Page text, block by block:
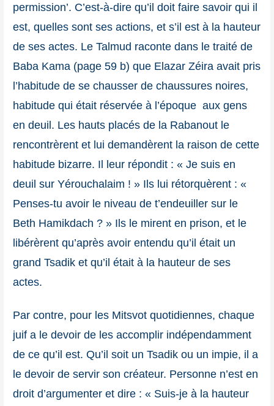
permission’. C’est-à-dire qu’il doit faire savoir qui il
est, quelles sont ses actions, et s’il est à la hauteur
de ses actes. Le Talmud raconte dans le traité de
Baba Kama (page 59 b) que Elazar Zéira avait pris
l’habitude de se chausser de chaussures noires,
habitude qui était réservée à l’époque aux gens
en deuil. Les hauts placés de la Rabanout le
rencontrèrent et lui demandèrent la raison de cette
habitude bizarre. Il leur répondit : « Je suis en
deuil sur Yérouchalaim ! » Ils lui rétorquèrent : «
Penses-tu avoir le niveau de t’endeuiller sur le
Beth Hamikdach ? » Ils le mirent en prison, et le
libérèrent qu’après avoir entendu qu’il était un
grand Tsadik et qu’il était à la hauteur de ses
actes.
Par contre, pour les Mitsvot quotidiennes, chaque
juif a le devoir de les accomplir indépendamment
de ce qu’il est. Qu’il soit un Tsadik ou un impie, il a
le devoir de servir son créateur. Personne n’est en
droit d’argumenter et dire : « Suis-je à la hauteur